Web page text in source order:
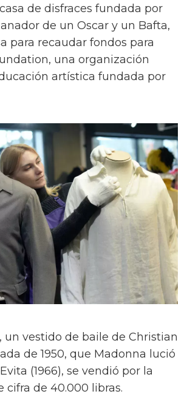
de disfraces fundada por
de un Oscar y un Bafta,
para recaudar fondos para
una organización
artística fundada por
un vestido de baile de Christian
de 1950, que Madonna lució
(1966), se vendió por la
cifra de 40.000 libras.